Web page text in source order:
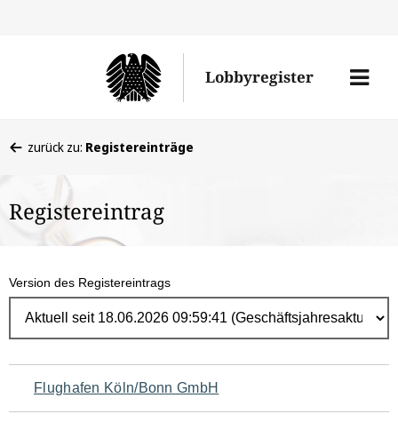
Lobbyregister
Menü
befinden
hier:
zurück zu: Registereinträge
Registereintrag
Version des Registereintrags
Navigation
Flughafen Köln/Bonn GmbH